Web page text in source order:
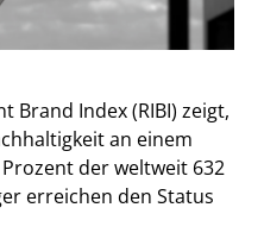
Brand Index (RIBI) zeigt,
an einem
der weltweit 632
erreichen den Status